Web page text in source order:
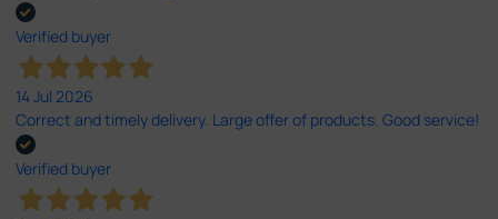
Verified buyer
14 Jul 2026
Correct and timely delivery. Large offer of products. Good service!
Verified buyer